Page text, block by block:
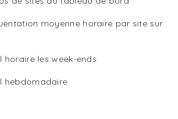
moyenne horaire par site sur
horaire les week-ends
hebdomadaire